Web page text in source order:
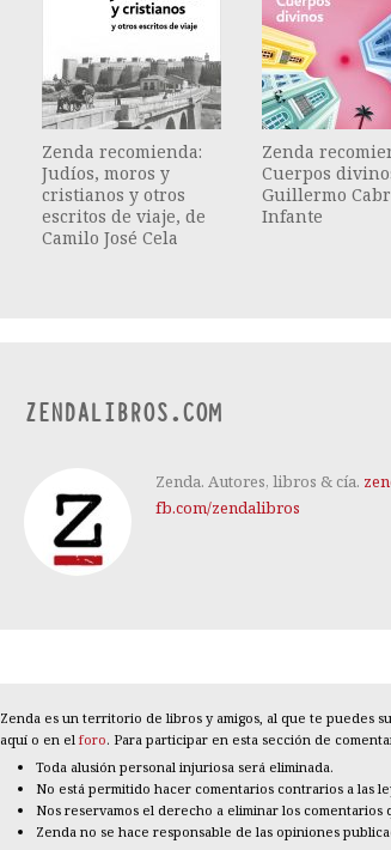
Zenda recomienda:
Judíos, moros y
cristianos y otros
escritos de viaje, de
Camilo José Cela
Zenda
Cuerpos
Guillermo
Infante
ZENDALIBROS.COM
Zenda. Autores, libros & cía.
fb.com/zendalibros
Zenda es un territorio de libros y amigos, al que te puedes
aquí o en el foro. Para participar en esta sección de
Toda alusión personal injuriosa será eliminada.
No está permitido hacer comentarios contrarios a las
Nos reservamos el derecho a eliminar los comentarios
Zenda no se hace responsable de las opiniones